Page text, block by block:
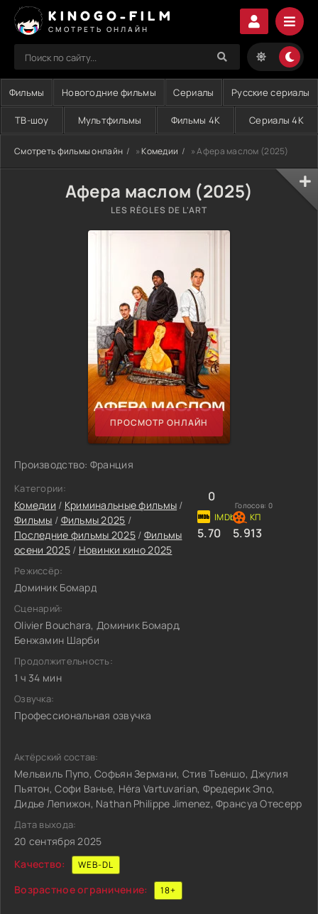
KINOGO-FILM
СМОТРЕТЬ ОНЛАЙН
Фильмы Новогодние фильмы Сериалы Русские сериалы
ТВ-шоу Мультфильмы Фильмы 4K Сериалы 4K
Смотреть фильмы онлайн »Комедии » Афера маслом (2025)
Афера маслом (2025)
LES RÈGLES DE L'ART
ПРОСМОТР ОНЛАЙН
Производство: Франция
Категории:
Комедии / Криминальные фильмы /
Фильмы / Фильмы 2025 /
Последние фильмы 2025/ Фильмы
осени 2025/ Новинки кино 2025
Режиссёр:
Доминик Бомард
Сценарий:
Olivier Bouchara, Доминик Бомард,
Бенжамин Шарби
Продолжительность:
1 ч 34 мин
Озвучка:
Профессиональная озвучка
0
Голосов: 0
5.70 5.913
Актёрский состав:
Мельвиль Пупо, Софьян Зермани, Стив Тьеншо, Джулия
Пьятон, Софи Ванье, Héra Vartuvarian, Фредерик Эпо,
Дидье Лепижон, Nathan Philippe Jimenez, Франсуа Отесерр
Дата выхода:
20 сентября 2025
Качество:
WEB-DL
Возрастное ограничение: 18+